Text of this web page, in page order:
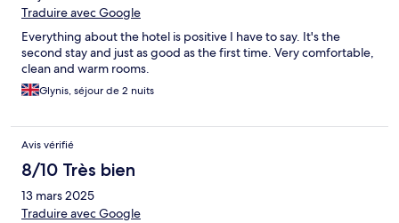
Traduire avec Google
Everything about the hotel is positive I have to say. It's the
second stay and just as good as the first time. Very comfortable,
clean and warm rooms.
Glynis, séjour de 2 nuits
Avis vérifié
8/10 Très bien
13 mars 2025
Traduire avec Google